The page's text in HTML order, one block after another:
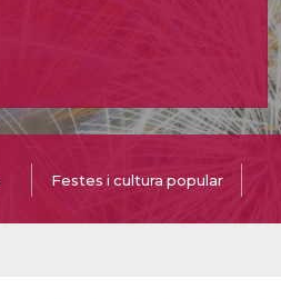
Festes i cultura popular